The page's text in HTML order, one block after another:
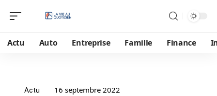
Actu Auto Entreprise Famille Finance
Actu 16 septembre 2022